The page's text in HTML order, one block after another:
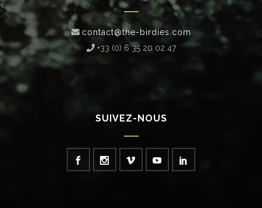
contact@the-birdies.com
+33 (0) 6 35 20 02 47‬
SUIVEZ-NOUS